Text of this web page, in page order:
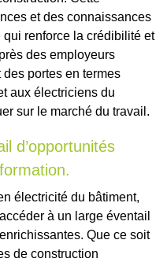
et des connaissances
renforce la crédibilité et
des employeurs
portes en termes
aux électriciens du
sur le marché du travail.
d’opportunités
électricité du bâtiment,
à un large éventail
Que ce soit
de construction